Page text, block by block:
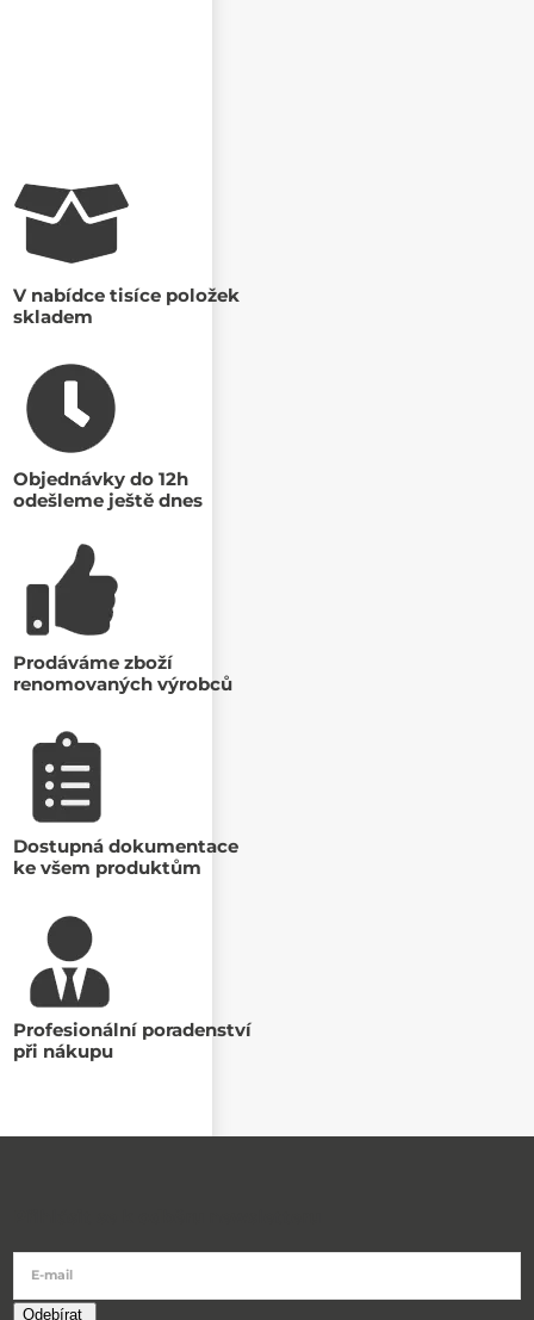
V nabídce tisíce položek
skladem
Objednávky do 12h
odešleme ještě dnes
Prodáváme zboží
renomovaných výrobců
Dostupná dokumentace
ke všem produktům
Profesionální poradenství
při nákupu
E-mail